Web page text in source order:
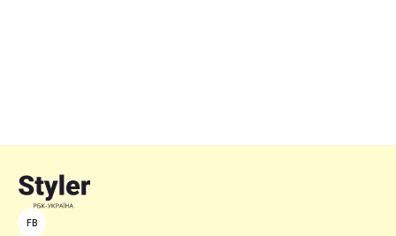
FB